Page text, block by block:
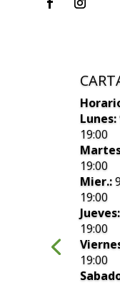
Lunes:
19:00
19:00
Mier.:
19:00
Jueves:
19:00
19:00